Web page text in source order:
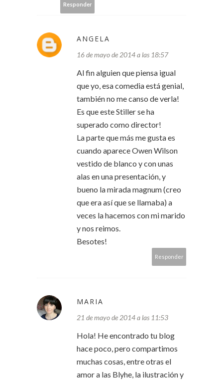
Responder
ANGELA
16 de mayo de 2014 a las 18:57
Al fin alguien que piensa igual
que yo, esa comedia está genial,
también no me canso de verla!
Es que este Stiller se ha
superado como director!
La parte que más me gusta es
cuando aparece Owen Wilson
vestido de blanco y con unas
alas en una presentación, y
bueno la mirada magnum (creo
que era así que se llamaba) a
veces la hacemos con mi marido
y nos reimos.
Besotes!
Responder
MARIA
21 de mayo de 2014 a las 11:53
Hola! He encontrado tu blog
hace poco, pero compartimos
muchas cosas, entre otras el
amor a las Blyhe, la ilustración y